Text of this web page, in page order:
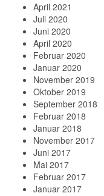
April 2021
Juli 2020
Juni 2020
April 2020
Februar 2020
Januar 2020
November 2019
Oktober 2019
September 2018
Februar 2018
Januar 2018
November 2017
Juni 2017
Mai 2017
Februar 2017
Januar 2017